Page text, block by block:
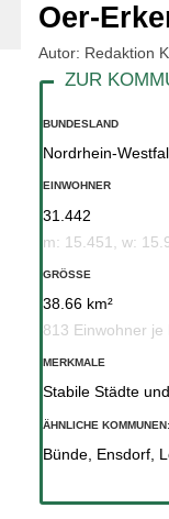
Oer-
Autor: Redaktion
BUNDESLAND
Nordrhein-
EINWOHNER
31.442
m: 15.451, w:
GRÖSSE
38.66 km²
813 Einwohner je
MERKMALE
Stabile Städte
ÄHNLICHE KOMMUNEN:
Bünde, Ensdorf,